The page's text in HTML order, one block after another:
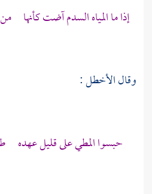
إذا ما المياه السدم آضت كأنها
وقالالأخطل:
حبسوا المطي على قليل عهده